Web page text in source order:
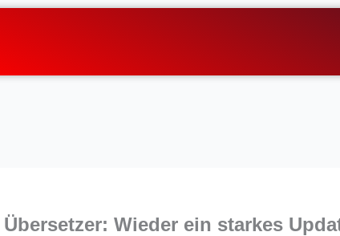
Wieder ein starkes